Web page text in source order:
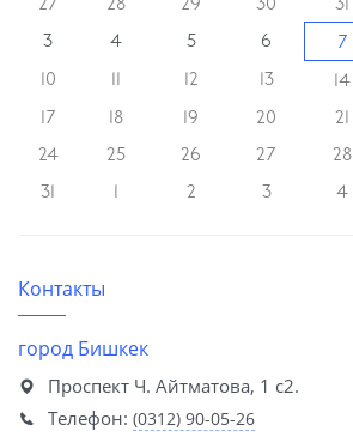
27 28 29 30 31
3
4 5 6 7
10
12 13 14
17
18 19 20 21
24
25 26 27 28
31
2 3 4
Контакты
город Бишкек
Проспект Ч. Айтматова, 1 с2.
Телефон: (0312) 90-05-26